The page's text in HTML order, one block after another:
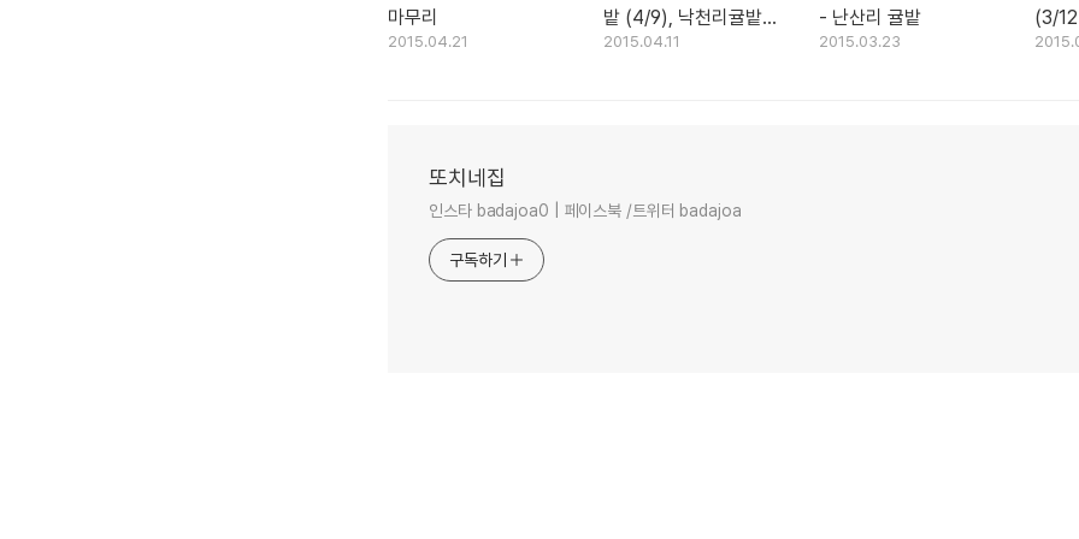
마무리
2015.04.21
밭 (4/9), 낙천리귤밭
(4/10)
2015.04.11
- 난산리 귤밭
2015.03.23
(3/
또치네집
인스타 badajoa0 | 페이스북 /트위터 badajoa
구독하기